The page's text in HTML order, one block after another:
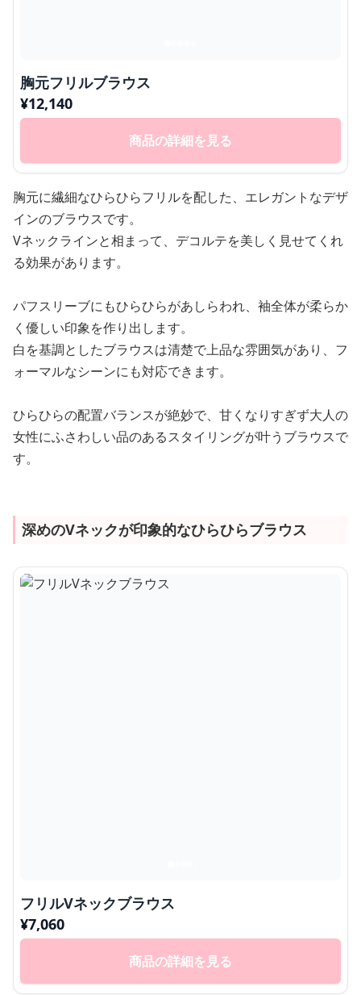
胸元フリルブラウス
¥12,140
商品の詳細を見る
胸元に繊細なひらひらフリルを配した、エレガントなデザ
インのブラウスです。
Vネックラインと相まって、デコルテを美しく見せてくれ
る効果があります。
パフスリーブにもひらひらがあしらわれ、袖全体が柔らか
く優しい印象を作り出します。
白を基調としたブラウスは清楚で上品な雰囲気があり、フ
ォーマルなシーンにも対応できます。
ひらひらの配置バランスが絶妙で、甘くなりすぎず大人の
女性にふさわしい品のあるスタイリングが叶うブラウスで
す。
深めのVネックが印象的なひらひらブラウス
フリルVネックブラウス
¥7,060
商品の詳細を見る